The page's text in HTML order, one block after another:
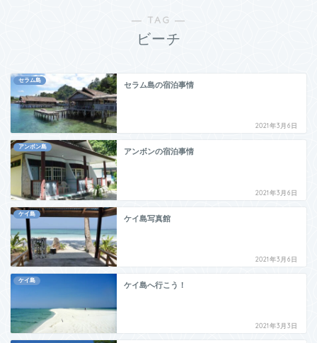
― TAG ―
ビーチ
セラム島
セラム島の宿泊事情
2021年3月6日
アンボン島
アンボンの宿泊事情
2021年3月6日
ケイ島
ケイ島写真館
2021年3月6日
ケイ島
ケイ島へ行こう！
2021年3月3日